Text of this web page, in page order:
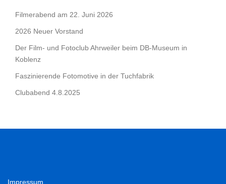
Filmerabend am 22. Juni 2026
2026 Neuer Vorstand
Der Film- und Fotoclub Ahrweiler beim DB-Museum in
Koblenz
Faszinierende Fotomotive in der Tuchfabrik
Clubabend 4.8.2025
Impressum